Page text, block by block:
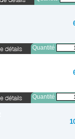
Quantité
Quantité